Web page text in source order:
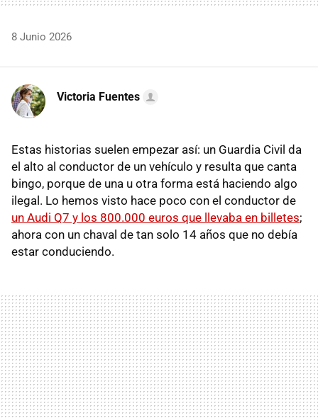
8 Junio 2026
Victoria Fuentes
Estas historias suelen empezar así: un Guardia Civil da
el alto al conductor de un vehículo y resulta que canta
bingo, porque de una u otra forma está haciendo algo
ilegal. Lo hemos visto hace poco con el conductor de
un Audi Q7 y los 800.000 euros que llevaba en billetes;
ahora con un chaval de tan solo 14 años que no debía
estar conduciendo.